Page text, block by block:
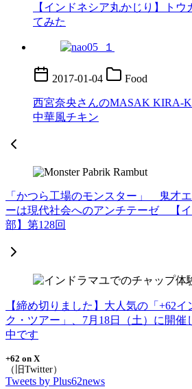
【インドネシア丸かじり】ト
てみた
2017-01-04 Food
西宮奈央さんのMASAK
中華風チキン
「かつら工場のモンスター」 鬼才
ーは現代社会へのアンチテーゼ 【
部】第128回
【締め切りました】大人気の「+62
ク・ツアー」、7月18日（土）に開
中です
+62 on X
Tweets by Plus62news